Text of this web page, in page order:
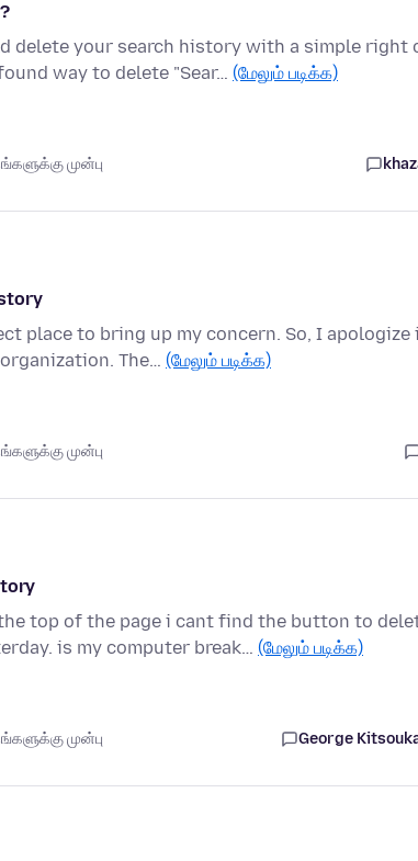
delete your search history with a simple right
way to delete "Sear… (மேலும் படிக்க)
முன்பு
place to bring up my concern. So, I
The… (மேலும் படிக்க)
முன்பு
top of the page i cant find the button to
is my computer break… (மேலும் படிக்க)
முன்பு George